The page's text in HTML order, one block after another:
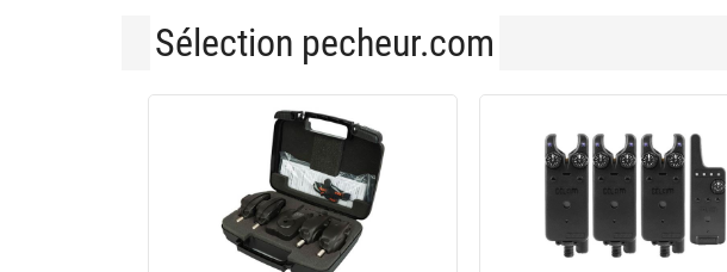
Sélection pecheur.com